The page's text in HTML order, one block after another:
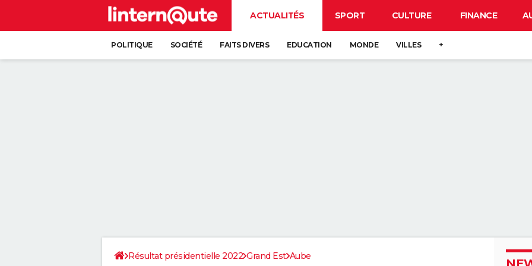
ACTUALITÉS SPORT CULTURE FINANCE
POLITIQUE SOCIÉTÉ FAITS DIVERS EDUCATION MONDE VILLES +
Résultat présidentielle 2022 Grand Est Aube